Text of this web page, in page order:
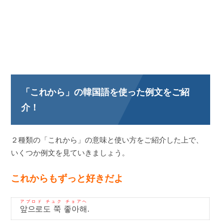
「これから」の韓国語を使った例文をご紹
介！
２種類の「これから」の意味と使い方をご紹介した上で、
いくつか例文を見ていきましょう。
これからもずっと好きだよ
앞으로도 쭉 좋아해
アプロド チュク チョアヘ
.